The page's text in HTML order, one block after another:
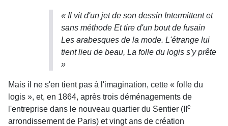
« Il vit d'un jet de son dessin Intermittent et
sans méthode Et tire d'un bout de fusain
Les arabesques de la mode. L'étrange lui
tient lieu de beau, La folle du logis s'y prête
»
Mais il ne s'en tient pas à l'imagination, cette « folle du
logis », et, en 1864, après trois déménagements de
l'entreprise dans le nouveau quartier du Sentier (II e
arrondissement de Paris) et vingt ans de création